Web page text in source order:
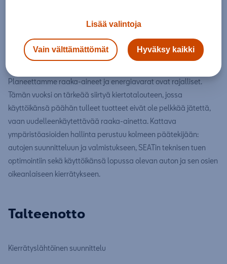
End-of-life vehicles (ELV) –
autojen romuttaminen
Planeettamme raaka-aineet ja energiavarat ovat rajalliset.
Tämän vuoksi on tärkeää siirtyä kiertotalouteen, jossa
käyttöikänsä päähän tulleet tuotteet eivät ole pelkkää jätettä,
vaan uudelleenkäytettävää raaka-ainetta. Kattava
ympäristöasioiden hallinta perustuu kolmeen päätekijään:
autojen suunnitteluun ja valmistukseen, SEATin teknisen tuen
optimointiin sekä käyttöikänsä lopussa olevan auton ja sen osien
oikeanlaiseen kierrätykseen.
Talteenotto
Kierrätyslähtöinen suunnittelu
Lisää valintoja
Vain välttämättömät Hyväksy kaikki